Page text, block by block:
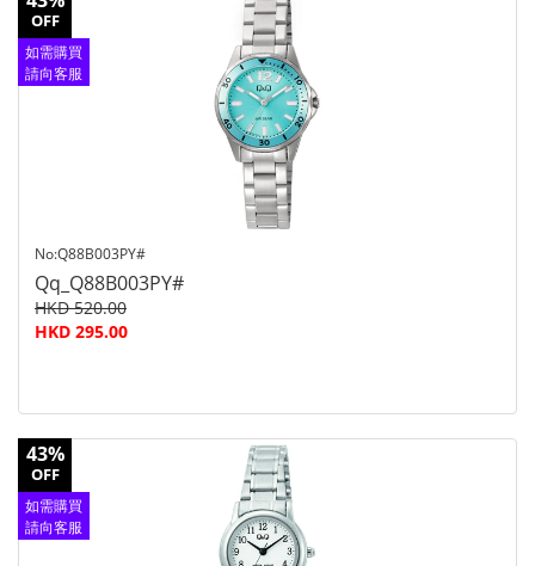
OFF
如需購買
請向客服
No:Q88B003PY#
Qq_Q88B003PY#
HKD 520.00
HKD 295.00
43%
OFF
如需購買
請向客服